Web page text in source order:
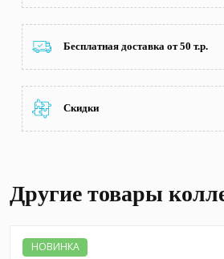
Бесплатная доставка от 50 т.р.
Скидки
Другие товары
НОВИНКА